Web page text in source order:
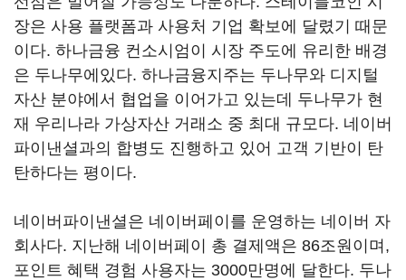
장은 사용 플랫폼과 사용처 기업 확보에 달렸기 때문
이다. 하나금융 컨소시엄이 시장 주도에 유리한 배경
은 두나무에있다. 하나금융지주는 두나무와 디지털
자산 분야에서 협업을 이어가고 있는데 두나무가 현
재 우리나라 가상자산 거래소 중 최대 규모다. 네이버
파이낸셜과의 합병도 진행하고 있어 고객 기반이 탄
탄하다는 평이다.
네이버파이낸셜은 네이버페이를 운영하는 네이버 자
회사다. 지난해 네이버페이 총 결제액은 86조원이며,
포인트 혜택 경험 사용자는 3000만명에 달한다. 두나